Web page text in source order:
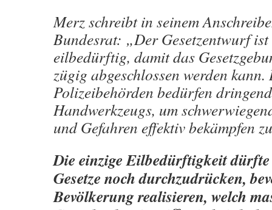
Merz schreibt in seinem
Bundesrat: „Der Gesetzentwurf ist
eilbedürftig, damit das
zügig abgeschlossen werden kann.
Polizeibehörden bedürfen
Handwerkzeugs, um
und Gefahren effektiv bekämpfen
Die einzige Eilbedürftigkeit
Gesetze noch durchzudrücken,
Bevölkerung realisieren, welch